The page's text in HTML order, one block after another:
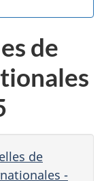
de
de
-